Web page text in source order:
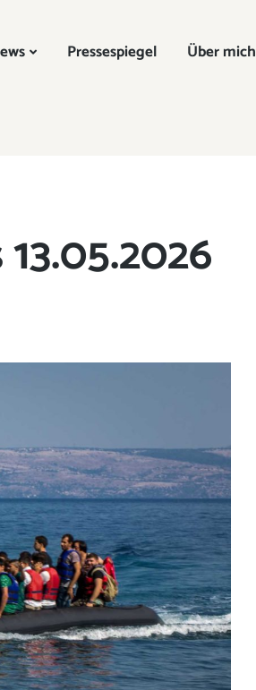
Pressespiegel Über mich